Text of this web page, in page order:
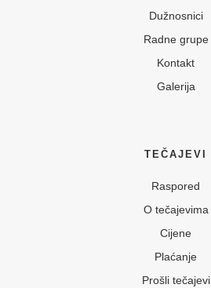
Dužnosnici
Radne grupe
Kontakt
Galerija
TEČAJEVI
Raspored
O tečajevima
Cijene
Plaćanje
Prošli tečajevi